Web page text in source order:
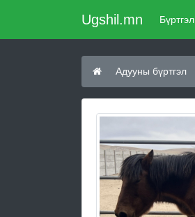
Ugshil.mn Бүртгэл
Адууны бүртгэл